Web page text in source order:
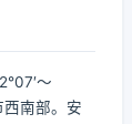
～
西南部。安